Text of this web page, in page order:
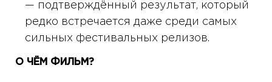
— подтверждённый результат, который
редко встречается даже среди самых
сильных фестивальных релизов.
О ЧЁМ ФИЛЬМ?